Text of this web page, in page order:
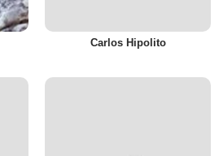
Carlos Hipolito